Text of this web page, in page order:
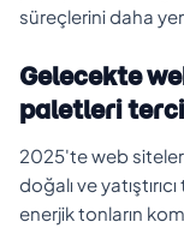
süreçlerini daha
Gelecekte
paletleri
2025'te web
doğalı ve
enerjik tonların